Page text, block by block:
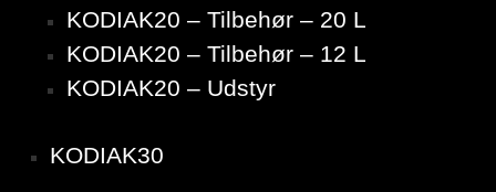
KODIAK20 – Tilbehør – 20 L
KODIAK20 – Tilbehør – 12 L
KODIAK20 – Udstyr
KODIAK30